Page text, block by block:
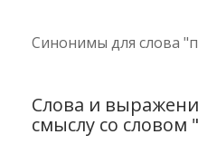
Синонимы для слова
Слова и
смыслу со словом